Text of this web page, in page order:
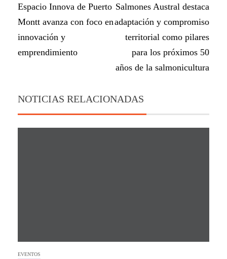
Espacio Innova de Puerto
Montt avanza con foco en
innovación y
emprendimiento
Salmones Austral destaca
adaptación y compromiso
territorial como pilares
para los próximos 50
años de la salmonicultura
NOTICIAS RELACIONADAS
EVENTOS